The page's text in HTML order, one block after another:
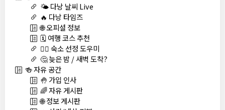
🌤️ 다낭 날씨 Live
🔥 다낭 타임즈
🌐 오피셜 정보
🗓️ 여행 코스 추천
🏊‍♀️ 숙소 선정 도우미
🤔 늦은 밤 / 새벽 도착?
🍻 자유 공간
🤚 가입 인사
🌈 자유 게시판
🌐 정보 게시판